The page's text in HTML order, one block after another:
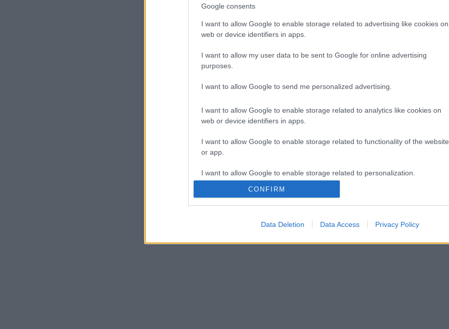
Google consents
I want to allow Google to enable storage related to advertising like cookies on
web or device identifiers in apps.
I want to allow my user data to be sent to Google for online advertising
purposes.
I want to allow Google to send me personalized advertising.
I want to allow Google to enable storage related to analytics like cookies on
web or device identifiers in apps.
I want to allow Google to enable storage related to functionality of the website
or app.
I want to allow Google to enable storage related to personalization.
I want to allow Google to enable storage related to security, including
authentication functionality and fraud prevention, and other user protection.
CONFIRM
Data Deletion Data Access Privacy Policy